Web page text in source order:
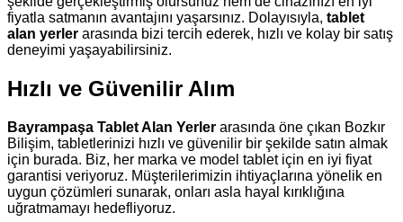
fiyatla satmanın avantajını yaşarsınız. Dolayısıyla, tablet
alan yerler arasında bizi tercih ederek, hızlı ve kolay bir satış
deneyimi yaşayabilirsiniz.
Hızlı ve Güvenilir Alım
Bayrampaşa Tablet Alan Yerler arasında öne çıkan Bozkır
Bilişim, tabletlerinizi hızlı ve güvenilir bir şekilde satın almak
için burada. Biz, her marka ve model tablet için en iyi fiyat
garantisi veriyoruz. Müşterilerimizin ihtiyaçlarına yönelik en
uygun çözümleri sunarak, onları asla hayal kırıklığına
uğratmamayı hedefliyoruz.